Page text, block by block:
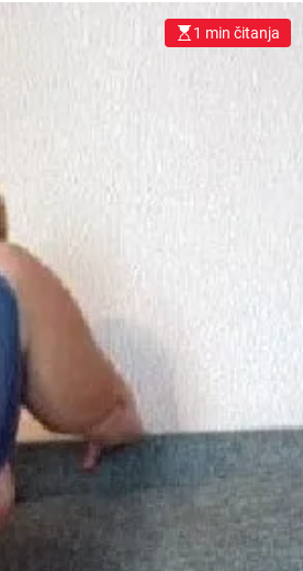
1 min čitanja